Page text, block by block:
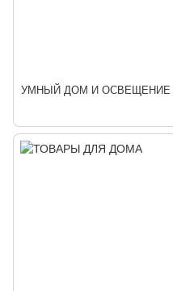
УМНЫЙ ДОМ И ОСВЕЩЕНИЕ